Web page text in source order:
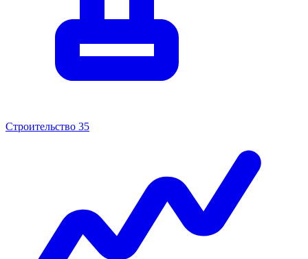
Строительство 35